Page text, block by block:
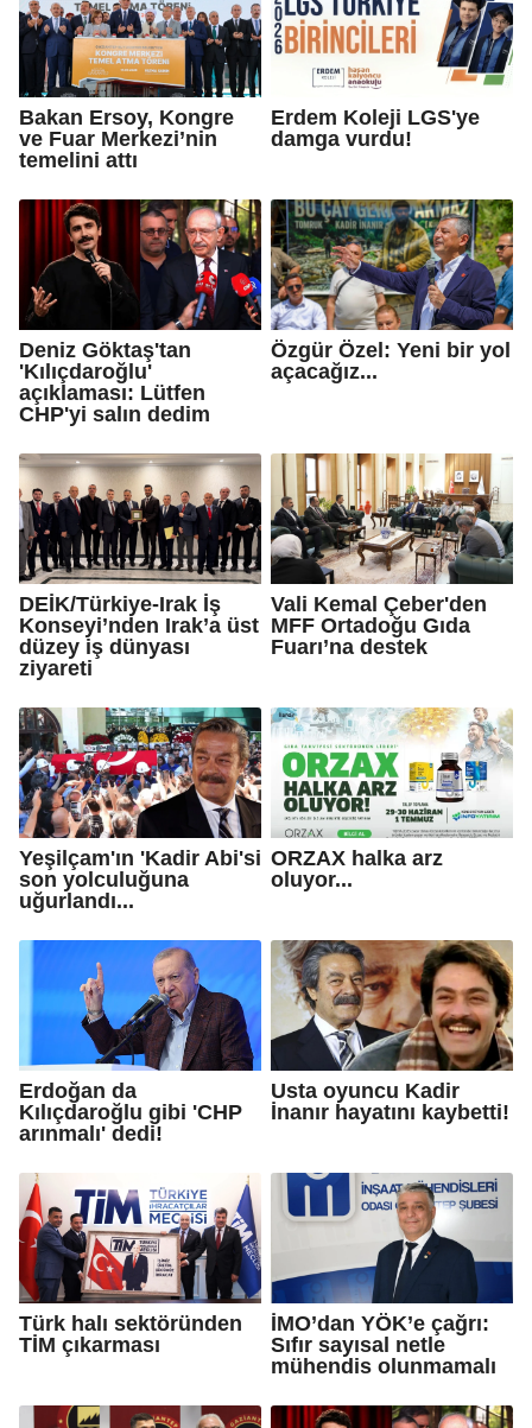
Bakan Ersoy, Kongre
ve Fuar Merkezi’nin
temelini attı
Erdem Koleji LGS'ye
damga vurdu!
Deniz Göktaş'tan
'Kılıçdaroğlu'
açıklaması: Lütfen
CHP'yi salın dedim
Özgür Özel: Yeni bir yol
açacağız...
DEİK/Türkiye-Irak İş
Konseyi’nden Irak’a üst
düzey iş dünyası
ziyareti
Vali Kemal Çeber'den
MFF Ortadoğu Gıda
Fuarı’na destek
Yeşilçam'ın 'Kadir Abi'si
son yolculuğuna
uğurlandı...
ORZAX halka arz
oluyor...
Erdoğan da
Kılıçdaroğlu gibi 'CHP
arınmalı' dedi!
Usta oyuncu Kadir
İnanır hayatını kaybetti!
Türk halı sektöründen
TİM çıkarması
İMO’dan YÖK’e çağrı:
Sıfır sayısal netle
mühendis olunmamalı